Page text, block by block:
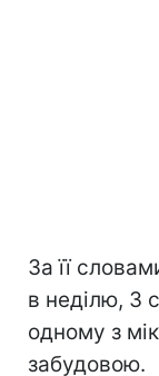
За її
в неділю, 3
одному з
забудовою.